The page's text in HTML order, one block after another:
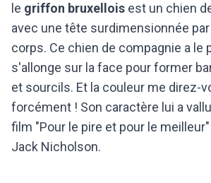
le griffon bruxellois est un chien
avec une tête surdimensionnée
corps. Ce chien de compagnie a le
s'allonge sur la face pour former
et sourcils. Et la couleur me direz-
forcément ! Son caractère lui a
film "Pour le pire et pour le
Jack Nicholson.